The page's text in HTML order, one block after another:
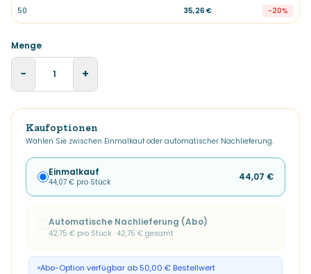
50 35,26 € -20%
Menge
− +
Kaufoptionen
Wählen Sie zwischen Einmalkauf oder automatischer Nachlieferung.
Einmalkauf
44,07 € pro Stück 44,07 €
Automatische Nachlieferung (Abo)
42,75 € pro Stück · 42,75 € gesamt
Abo-Option verfügbar ab 50,00 € Bestellwert